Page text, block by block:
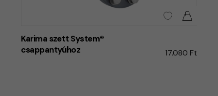
Karima szett System®
csappantyúhoz
17.080 Ft